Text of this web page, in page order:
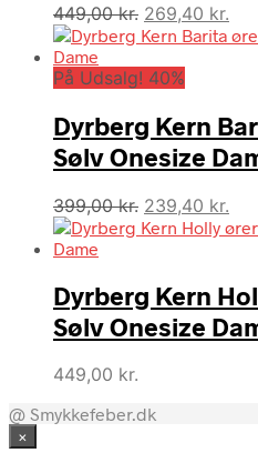
449,00kr. Den
oprindelige
var:
269,40 kr.
På Udsalg! 40%
Dyrberg Kern
Sølv Onesize
399,00kr. Den
oprindelige
399,00 kr..
239,40 kr.
Dyrberg Kern
Sølv Onesize
449,00 kr.
@ Smykkefeber.dk
×